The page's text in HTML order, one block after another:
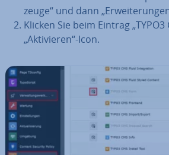
zeu­ge“ und dann
Klicken Sie beim Eintrag „TYPO3
„Ak­ti­vie­ren“-Icon.